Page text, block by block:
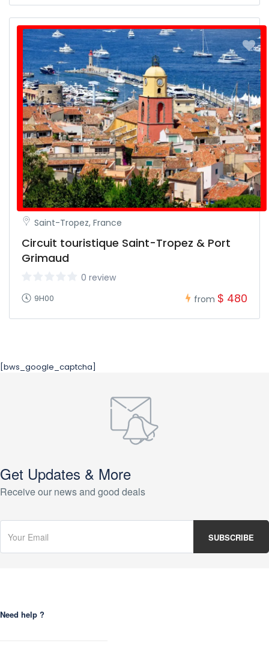
Saint-Tropez, France
Circuit touristique Saint-Tropez & Port
Grimaud
0 review
9H00 from $ 480
[bws_google_captcha]
Get Updates & More
Receive our news and good deals
Need help ?